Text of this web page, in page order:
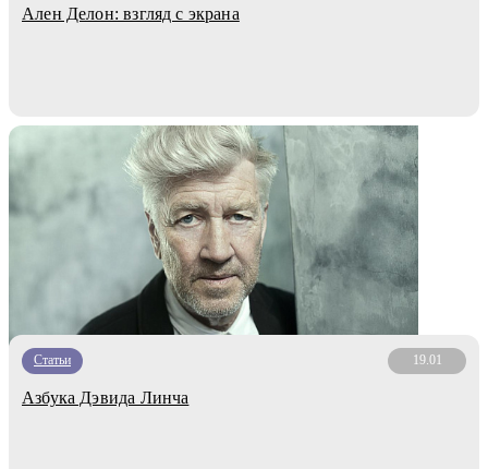
Ален Делон: взгляд с экрана
Статьи 19.01
Азбука Дэвида Линча